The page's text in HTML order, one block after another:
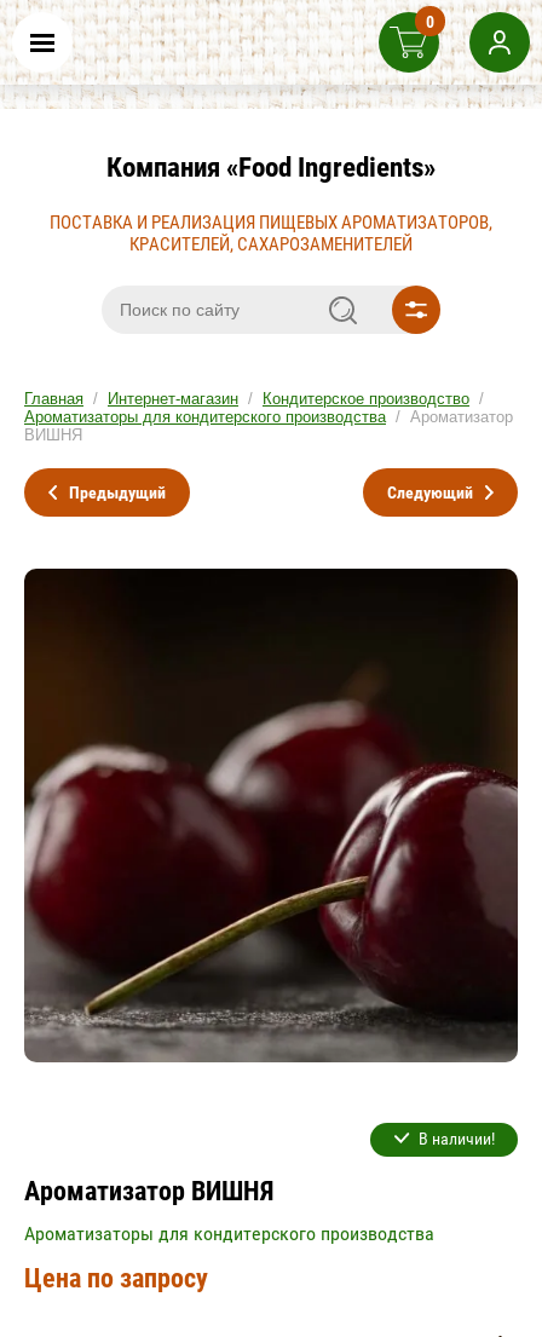
Компания «Food Ingredients»
ПОСТАВКА И РЕАЛИЗАЦИЯ ПИЩЕВЫХ АРОМАТИЗАТОРОВ,
КРАСИТЕЛЕЙ, САХАРОЗАМЕНИТЕЛЕЙ
Главная / Интернет-магазин / Кондитерское производство /
Ароматизаторы для кондитерского производства / Ароматизатор
ВИШНЯ
Предыдущий Следующий
В наличии!
Ароматизатор ВИШНЯ
Ароматизаторы для кондитерского производства
Цена по запросу
0